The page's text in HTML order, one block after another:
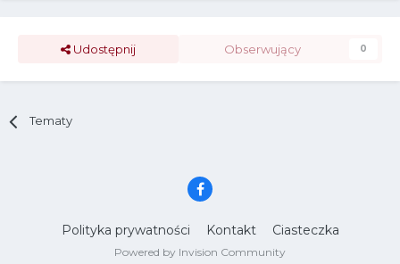
Udostępnij Obserwujący 0
Tematy
Polityka prywatności Kontakt Ciasteczka
Powered by Invision Community